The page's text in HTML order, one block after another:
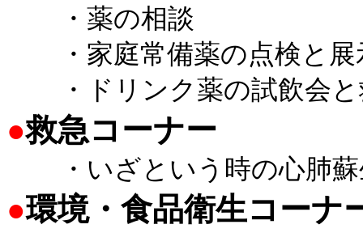
・薬の相談
・家庭常備薬の点検と展
・ドリンク薬の試飲会と
●救急コーナー
・いざという時の心肺蘇
●環境・食品衛生コーナ